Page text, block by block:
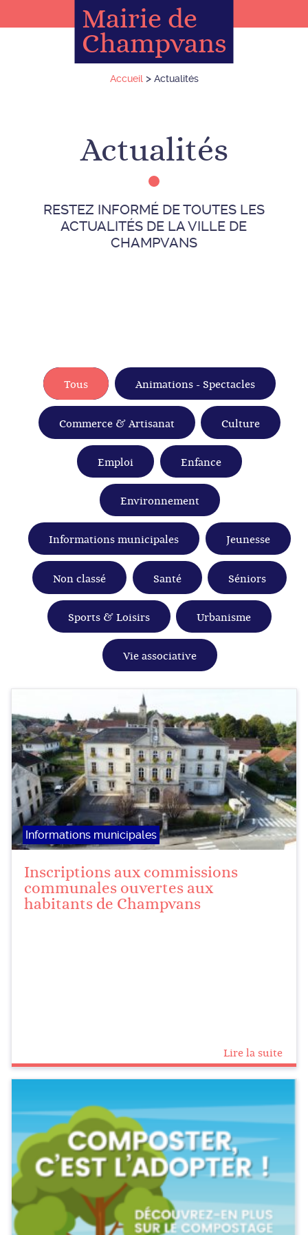
Mairie de
Champvans
Accueil> Actualités
Actualités
RESTEZ INFORMÉ DE TOUTES LES
ACTUALITÉS DE LA VILLE DE
CHAMPVANS
Tous Animations - Spectacles
Commerce & Artisanat Culture
Emploi Enfance
Environnement
Informations municipales Jeunesse
Non classé Santé Séniors
Sports & Loisirs Urbanisme
Vie associative
Informations municipales
Inscriptions aux commissions
communales ouvertes aux
habitants de Champvans
Lire la suite